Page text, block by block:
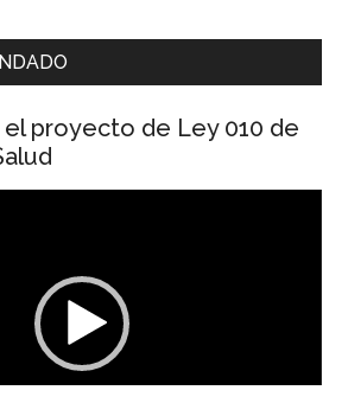
el proyecto de Ley 010 de